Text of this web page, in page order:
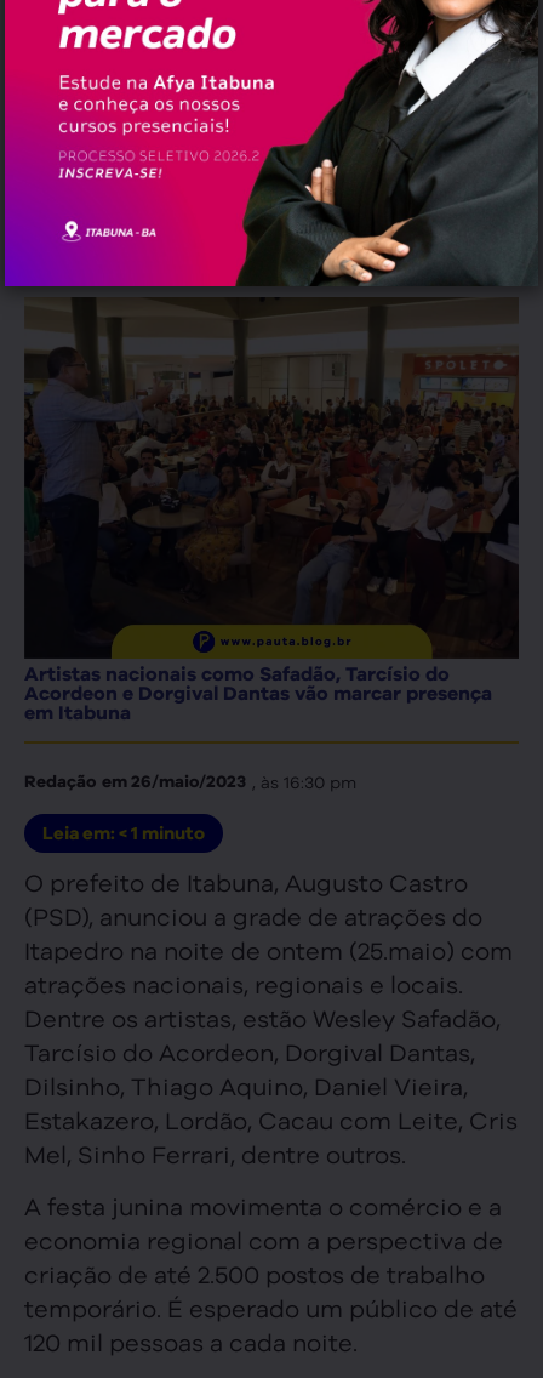
erramos@pauta.blog.br
Bahia
Prefeitura de Itabuna anuncia grade
oficial do Itapedro; festa vai
acontecer entre 29 de junho e 2 de
Artistas nacionais como Safadão, Tarcísio do
Acordeon e Dorgival Dantas vão marcar presença
em Itabuna
Redação em 26/maio/2023 , às 16:30 pm
Leia em: < 1 minuto
O prefeito de Itabuna, Augusto Castro
(PSD), anunciou a grade de atrações do
Itapedro na noite de ontem (25.maio) com
atrações nacionais, regionais e locais.
Dentre os artistas, estão Wesley Safadão,
Tarcísio do Acordeon, Dorgival Dantas,
Dilsinho, Thiago Aquino, Daniel Vieira,
Estakazero, Lordão, Cacau com Leite, Cris
Mel, Sinho Ferrari, dentre outros.
A festa junina movimenta o comércio e a
economia regional com a perspectiva de
criação de até 2.500 postos de trabalho
temporário. É esperado um público de até
120 mil pessoas a cada noite.